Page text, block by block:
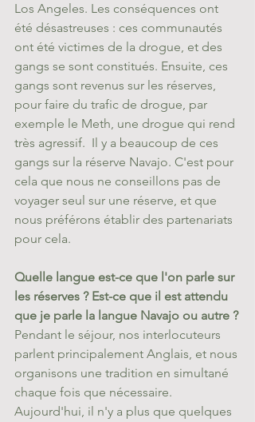
Los Angeles. Les conséquences ont
été désastreuses : ces communautés
ont été victimes de la drogue, et des
gangs se sont constitués. Ensuite, ces
gangs sont revenus sur les réserves,
pour faire du trafic de drogue, par
exemple le Meth, une drogue qui rend
très agressif.  Il y a beaucoup de ces
gangs sur la réserve Navajo. C'est pour
cela que nous ne conseillons pas de
voyager seul sur une réserve, et que
nous préférons établir des partenariats
pour cela.
Quelle langue est-ce que l'on parle sur
les réserves ? Est-ce que il est attendu
que je parle la langue Navajo ou autre ?
Pendant le séjour, nos interlocuteurs
parlent principalement Anglais, et nous
organisons une tradition en simultané
chaque fois que nécessaire.
Aujourd'hui, il n'y a plus que quelques